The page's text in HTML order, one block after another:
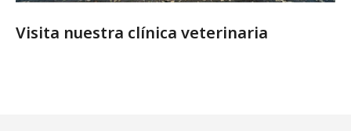
Visita nuestra clínica veterinaria